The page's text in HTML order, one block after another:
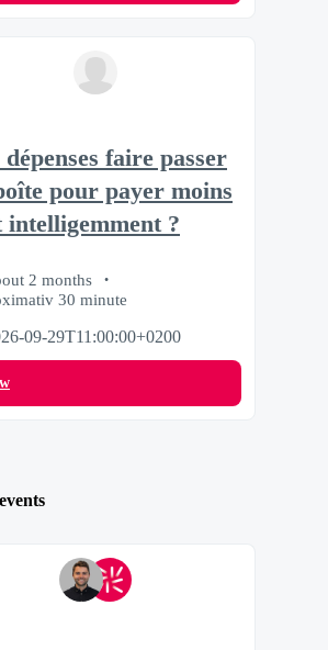
dépenses faire passer
pour payer moins
intelligemment ?
2 months
30 minute
09-29T11:00:00+0200